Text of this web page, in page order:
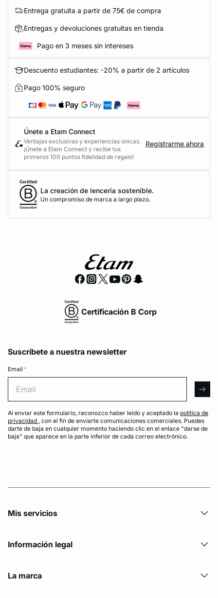
Entrega gratuita a partir de 75€ de compra
Entregas y devoluciones gratuitas en tienda
Pago en 3 meses sin intereses
Descuento estudiantes: -20% a partir de 2 artículos
Pago 100% seguro
Únete a Etam Connect
Ventajas exclusivas y experiencias únicas.
¡Únete a Etam Connect y recibe tus
primeros 100 puntos fidelidad de regalo!
Registrarme ahora
La creación de lencería sostenible.
Un compromiso de marca a largo plazo.
Certificación B Corp
Suscríbete a nuestra newsletter
Email *
Al enviar este formulario, reconozco haber leído y aceptado la política de
privacidad , con el fin de enviarte comunicaciones comerciales. Puedes
darte de baja en cualquier momento haciendo clic en el enlace "darse de
baja" que aparece en la parte inferior de cada correo electrónico.
Mis servicios
Información legal
La marca